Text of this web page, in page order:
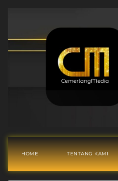
HOME TENTANG KAMI